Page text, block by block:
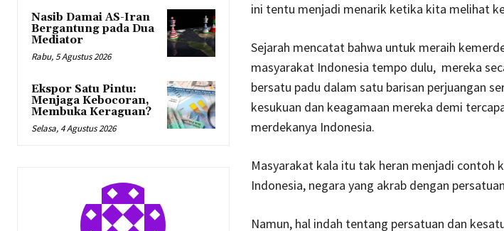
Nasib Damai AS-Iran
Bergantung pada Dua
Mediator
Rabu, 5 Agustus 2026
Ekspor Satu Pintu:
Menjaga Kebocoran,
Membuka Keraguan?
Selasa, 4 Agustus 2026
ini tentu menjadi menarik ketika kita melihat
Sejarah mencatat bahwa untuk meraih
masyarakat Indonesia tempo dulu, mereka
bersatu padu dalam satu barisan perjuangan
kesukuan dan keagamaan mereka demi
merdekanya Indonesia.
Masyarakat kala itu tak heran menjadi contoh
Indonesia, negara yang akrab dengan
Namun, hal indah tentang persatuan dan